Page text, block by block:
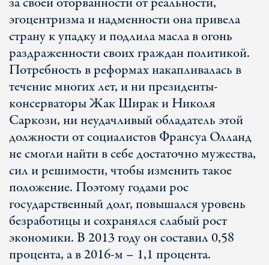
эгоцентризма и надменности она привела
страну к упадку и подлила масла в огонь
раздраженности своих граждан политикой.
Потребность в реформах накапливалась в
течение многих лет, и ни президенты-
консерваторы Жак Ширак и Николя
Саркози, ни неудачливый обладатель этой
должности от социалистов Франсуа Олланд
не смогли найти в себе достаточно мужества,
сил и решимости, чтобы изменить такое
положение. Поэтому годами рос
государственный долг, повышался уровень
безработицы и сохранялся слабый рост
экономики. В 2013 году он составил 0,58
процента, а в 2016-м – 1,1 процента.